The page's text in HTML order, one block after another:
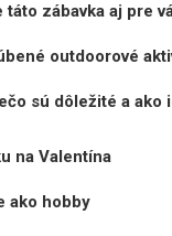
zábavka aj pre
outdoorové
sú dôležité a ako
na Valentína
ako hobby